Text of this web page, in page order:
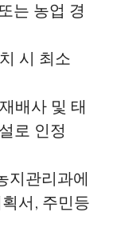
는 농업 경
시 최소
배사 및 태
로 인정
지관리과에
서, 주민등